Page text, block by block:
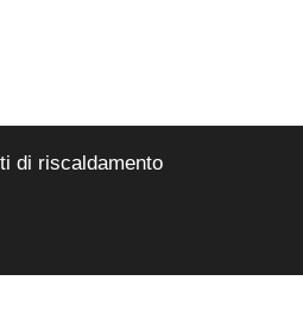
di riscaldamento